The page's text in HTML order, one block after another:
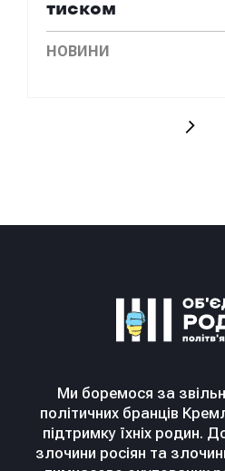
тиском
НОВИНИ
Ми боремося за
політичних бранців
підтримку їхніх родин.
злочини росіян та